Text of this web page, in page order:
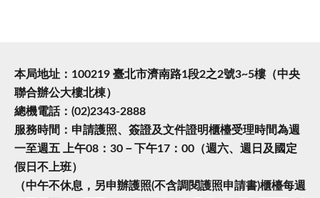
本局地址：100219 臺北市濟南路1段2之2號3~5樓（中央
聯合辦公大樓北棟）
總機電話：(02)2343-2888
服務時間：申請護照、簽證及文件證明櫃檯受理時間為週
一至週五 上午08：30－下午17：00（週六、週日及國定
假日不上班）
（中午不休息，另申辦護照(不含調閱護照申請書)櫃檯每週